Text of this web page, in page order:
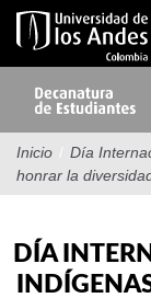
Pasar
contenido
Inicio / Día
honrar la
DÍA